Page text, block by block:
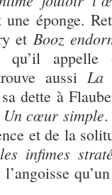
une éponge.
et Booz
appelle
aussi La
dette à
Un cœur simple
et de la
infimes